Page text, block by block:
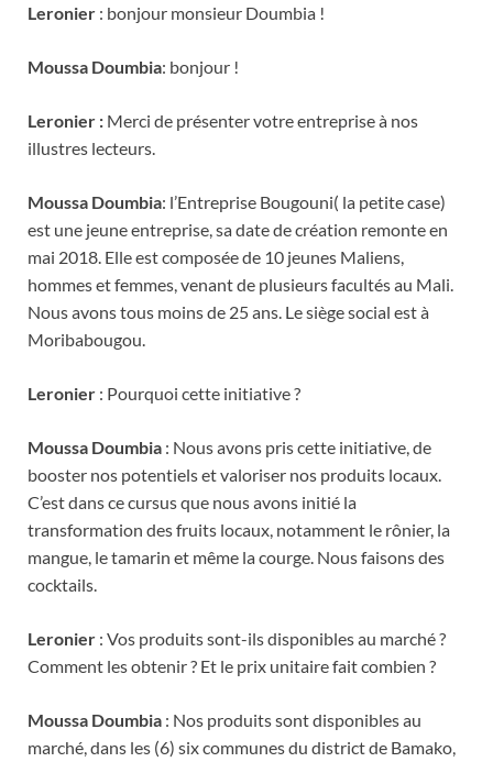
Leronier : bonjour monsieur Doumbia !
Moussa Doumbia: bonjour !
Leronier : Merci de présenter votre entreprise à nos
illustres lecteurs.
Moussa Doumbia: l’Entreprise Bougouni( la petite case)
est une jeune entreprise, sa date de création remonte en
mai 2018. Elle est composée de 10 jeunes Maliens,
hommes et femmes, venant de plusieurs facultés au Mali.
Nous avons tous moins de 25 ans. Le siège social est à
Moribabougou.
Leronier : Pourquoi cette initiative ?
Moussa Doumbia : Nous avons pris cette initiative, de
booster nos potentiels et valoriser nos produits locaux.
C’est dans ce cursus que nous avons initié la
transformation des fruits locaux, notamment le rônier, la
mangue, le tamarin et même la courge. Nous faisons des
cocktails.
Leronier : Vos produits sont-ils disponibles au marché ?
Comment les obtenir ? Et le prix unitaire fait combien ?
Moussa Doumbia : Nos produits sont disponibles au
marché, dans les (6) six communes du district de Bamako,